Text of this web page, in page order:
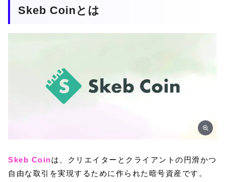
Skeb Coinとは
Skeb Coinは、クリエイターとクライアントの円滑かつ
自由な取引を実現するために作られた暗号資産です。